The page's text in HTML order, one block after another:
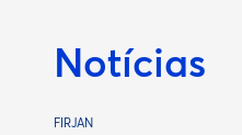
Notícias
FIRJAN